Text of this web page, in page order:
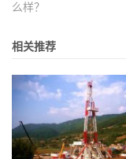
么样？
相关推荐